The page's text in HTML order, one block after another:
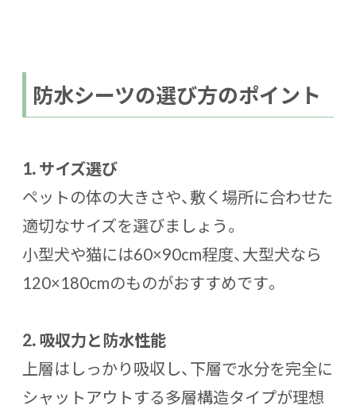
防水シーツの選び方のポイント
1.サイズ選び
ペットの体の大きさや、敷く場所に合わせた
適切なサイズを選びましょう。
小型犬や猫には60×90cm程度、大型犬なら
120×180cmのものがおすすめです。
2.吸収力と防水性能
上層はしっかり吸収し、下層で水分を完全に
シャットアウトする多層構造タイプが理想